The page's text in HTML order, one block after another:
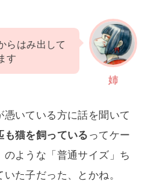
姉
らはみ出して
す
いている方に話を聞いて
も猫を飼っているってケー
ような「普通サイズ」ち
た子だった、とかね。